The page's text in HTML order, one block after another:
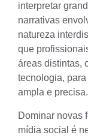
interpretar
narrativas
natureza
que
áreas distintas,
tecnologia,
ampla e precisa.
Dominar novas
mídia social é